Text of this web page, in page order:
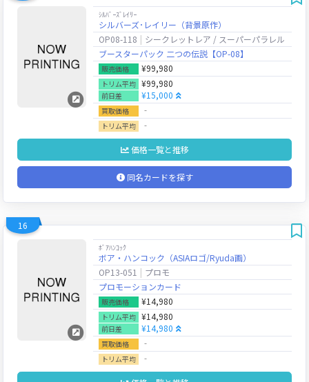
ｼﾙﾊﾞｰｽﾞﾚｲﾘｰ
シルバーズ･レイリー（背景原作）
OP08-118
シークレットレア / スーパーパラレル
ブースターパック 二つの伝説【OP-08】
販売価格 ¥99,980
トリム平均 ¥99,980
前日差 ¥15,000
買取価格 ‐
トリム平均 ‐
価格一覧と推移
同名カードを探す
16
ﾎﾞｱﾊﾝｺｯｸ
ボア・ハンコック（ASIAロゴ/Ryuda画）
OP13-051
プロモ
プロモーションカード
販売価格 ¥14,980
トリム平均 ¥14,980
前日差 ¥14,980
買取価格 ‐
トリム平均 ‐